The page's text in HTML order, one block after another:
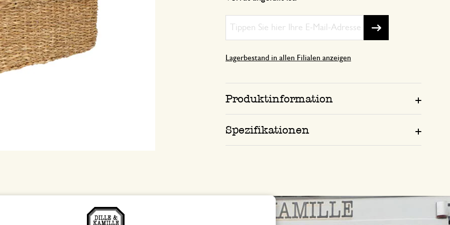
Lagerbestand in allen Filialen anzeigen
Produktinformation
Spezifikationen